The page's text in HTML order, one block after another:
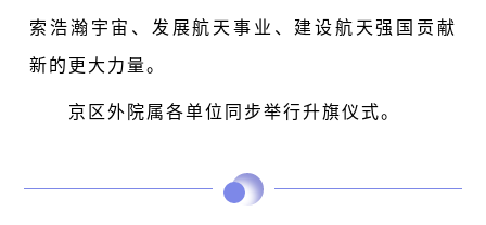
索浩瀚宇宙、发展航天事业、建设航天强国贡献
新的更大力量。
京区外院属各单位同步举行升旗仪式。